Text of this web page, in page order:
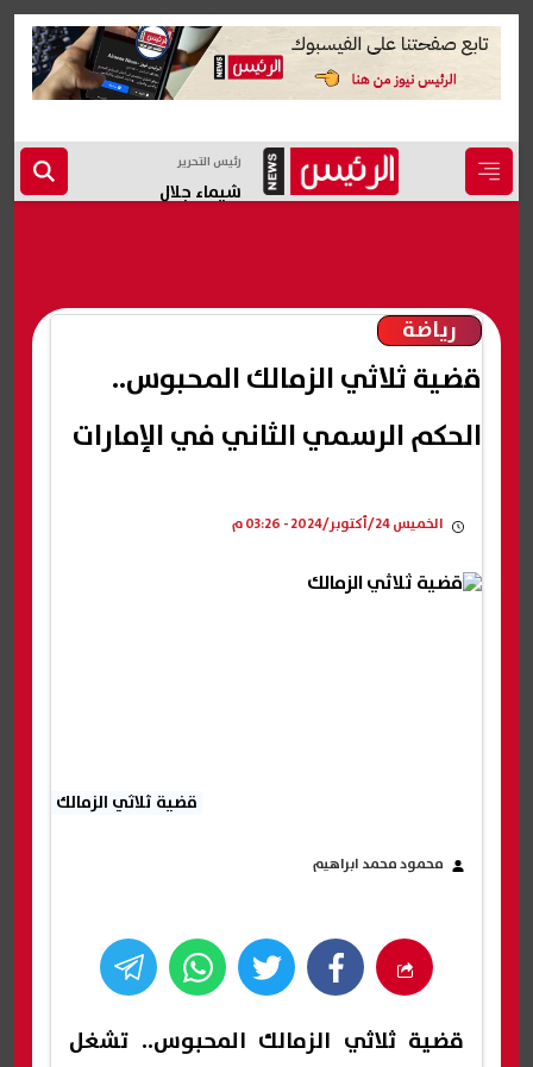
رئيس التحرير
شيماء جلال
رياضة
قضية ثلاثي الزمالك المحبوس..
الحكم الرسمي الثاني في الإمارات
الخميس 24/أكتوبر/2024 - 03:26 م
قضية ثلاثي الزمالك
محمود محمد ابراهيم
قضية ثلاثي الزمالك المحبوس.. تشغل